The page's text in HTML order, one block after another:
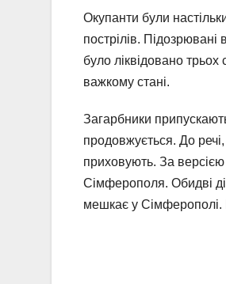
Окупанти були
пострілів.
було ліквідовано
важкому стані.
Загарбники
продовжується. До
приховують. За версією
Сімферополя. Обидві
мешкає у Сімферополі.